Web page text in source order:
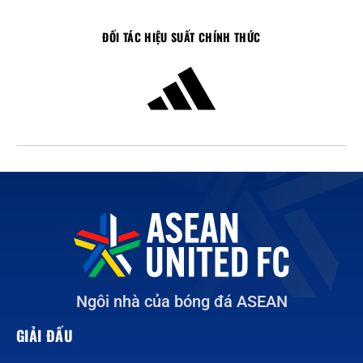
ĐỐI TÁC HIỆU SUẤT CHÍNH THỨC
Ngôi nhà của bóng đá ASEAN
GIẢI ĐẤU